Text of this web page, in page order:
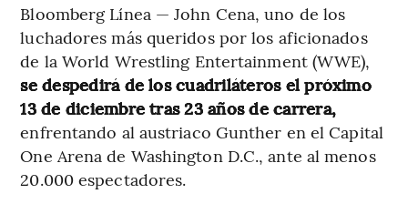
Bloomberg Línea — John Cena, uno de los
luchadores más queridos por los aficionados
de la World Wrestling Entertainment (WWE),
se despedirá de los cuadriláteros el próximo
13 de diciembre tras 23 años de carrera,
enfrentando al austriaco Gunther en el Capital
One Arena de Washington D.C., ante al menos
20.000 espectadores.